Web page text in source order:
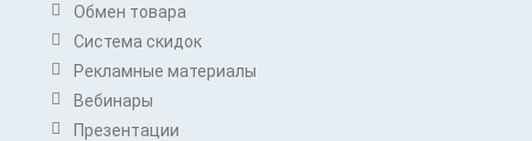
Обмен товара
Система скидок
Рекламные материалы
Вебинары
Презентации